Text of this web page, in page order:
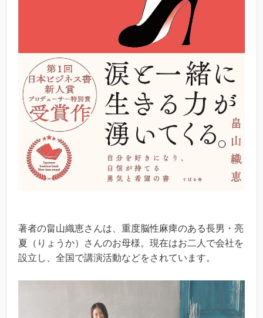
著者の畠山織恵さんは、重度脳性麻痺のある長男・亮
夏（りょうか）さんのお母様。現在はお二人で会社を
設立し、全国で講演活動などをされています。